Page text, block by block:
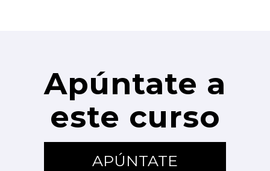
Apúntate a
este curso
APÚNTATE